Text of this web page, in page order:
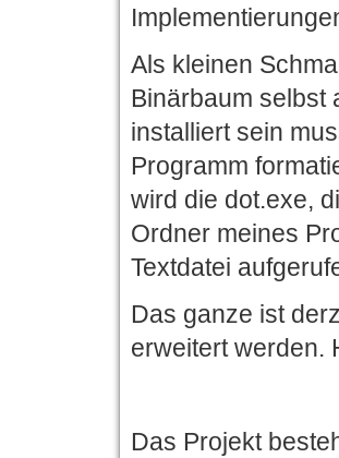
Als kleinen
Binärbaum
installiert sein
Programm
wird die dot.exe,
Ordner meines
Textdatei
Das ganze ist
erweitert werden.
Das Projekt